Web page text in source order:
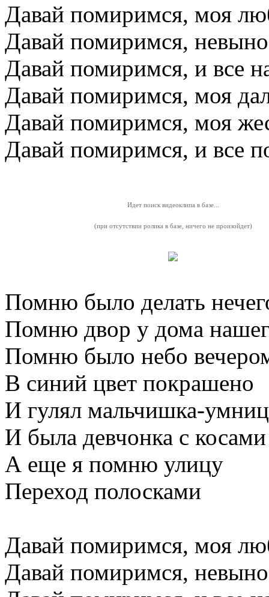
Давай помиримся, моя
Давай помиримся,
Давай помиримся, и все
Давай помиримся, моя
Давай помиримся, моя
Давай помиримся, и все
Идет поиск видеоклипа в базе...
(при отсутствии ролика в базе, ничего не произойдет)
Помню было делать
Помню двор у дома
Помню было небо
В синий цвет покрашено
И гулял мальчишка-
И была девчонка с косами
А еще я помню улицу
Переход полосками
Давай помиримся, моя
Давай помиримся,